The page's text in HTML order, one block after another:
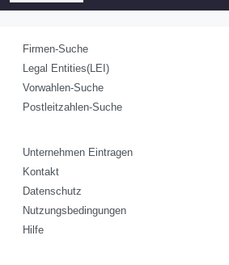
Firmen-Suche
Legal Entities(LEI)
Vorwahlen-Suche
Postleitzahlen-Suche
Unternehmen Eintragen
Kontakt
Datenschutz
Nutzungsbedingungen
Hilfe